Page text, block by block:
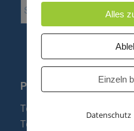
PRODUKTE
Telefonanlagen
Telefone
Alles
Einzeln
Datenschutz